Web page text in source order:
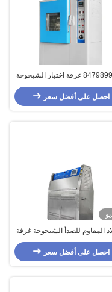
8479899990 غرفة اختبار الشيخوخة
فوق البنفسجية بتدوير الهواء
الساخن بجهد 220 فولت
احصل على أفضل سعر
المقاوم للصدأ الشيخوخة غرفة
مع ميزان الحرارة الرطوبة
التحكم
احصل على أفضل سعر